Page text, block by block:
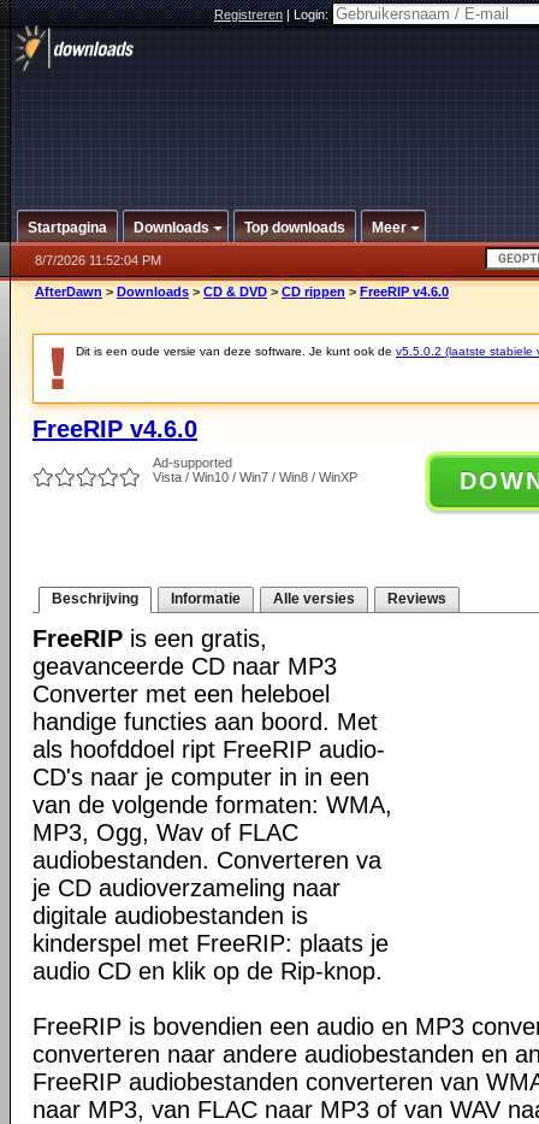
Registreren|Login:
Startpagina Downloads Top downloads Meer
8/7/2026 11:52:04 PM
AfterDawn > Downloads > CD & DVD > CD rippen > FreeRIP v4.6.0
Dit is een oude versie van deze software. Je kunt ook de v5.5.0.2 (laatste stabiele
FreeRIP v4.6.0
Ad-supported
Vista / Win10 / Win7 / Win8 / WinXP
Beschrijving Informatie Alle versies Reviews
FreeRIP is een gratis,
geavanceerde CD naar MP3
Converter met een heleboel
handige functies aan boord. Met
als hoofddoel ript FreeRIP audio-
CD's naar je computer in in een
van de volgende formaten: WMA,
MP3, Ogg, Wav of FLAC
audiobestanden. Converteren va
je CD audioverzameling naar
digitale audiobestanden is
kinderspel met FreeRIP: plaats je
audio CD en klik op de Rip-knop.
FreeRIP is bovendien een audio en MP3
converteren naar andere audiobestanden en
FreeRIP audiobestanden converteren van
naar MP3, van FLAC naar MP3 of van WAV